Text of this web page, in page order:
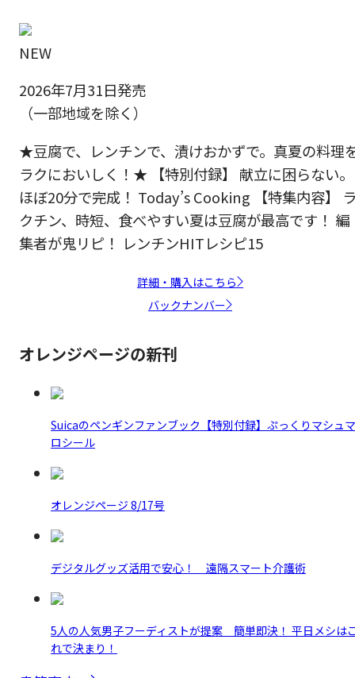
NEW
2026年7月31日発売
（一部地域を除く）
★豆腐で、レンチンで、漬けおかずで。真夏の料理
ラクにおいしく！★ 【特別付録】 献立に困らない。
ほぼ20分で完成！ Today’s Cooking 【特集内容】
クチン、時短、食べやすい夏は豆腐が最高です！ 編
集者が鬼リピ！ レンチンHITレシピ15
詳細・購入はこちら
バックナンバー
オレンジページの新刊
Suicaのペンギンファンブック【特別付録】ぷっくりマシュマ
ロシール
オレンジページ 8/17号
デジタルグッズ活用で安心！ 遠隔スマート介護術
5人の人気男子フーディストが提案 簡単即決！ 平日メシは
れで決まり！